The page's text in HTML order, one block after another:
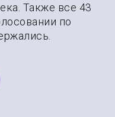
Также все 43
по